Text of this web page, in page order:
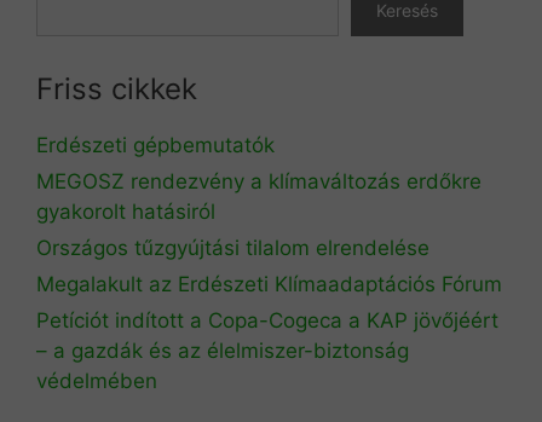
Keresés
Friss cikkek
Erdészeti gépbemutatók
MEGOSZ rendezvény a klímaváltozás erdőkre
gyakorolt hatásiról
Országos tűzgyújtási tilalom elrendelése
Megalakult az Erdészeti Klímaadaptációs Fórum
Petíciót indított a Copa-Cogeca a KAP jövőjéért
– a gazdák és az élelmiszer-biztonság
védelmében